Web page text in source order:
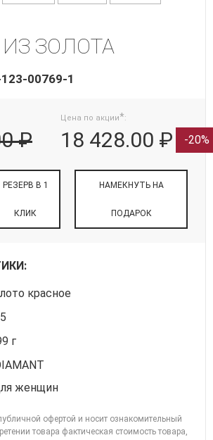
ЗОЛОТА
00769-1
₽
Цена по акции*:
18 428.00 ₽ -20%
РЕЗЕРВ В 1
КЛИК
НАМЕКНУТЬ НА
ПОДАРОК
красное
г
женщин
офертой и носит ознакомительный
товара фактическая стоимость товара,